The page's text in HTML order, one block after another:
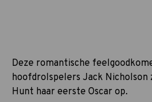
Deze romantische
hoofdrolspelers Jack Nicholson
Hunt haar eerste Oscar op.